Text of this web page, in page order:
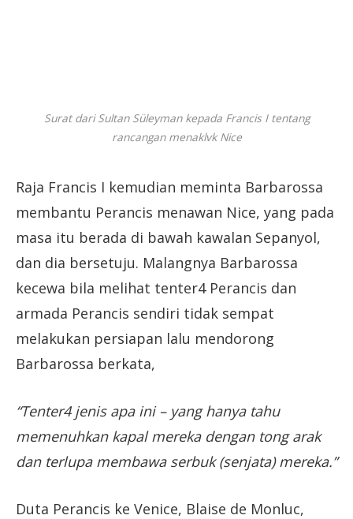
Surat dari Sultan Süleyman kepada Francis I tentang
rancangan menaklvk Nice
Raja Francis I kemudian meminta Barbarossa
membantu Perancis menawan Nice, yang pada
masa itu berada di bawah kawalan Sepanyol,
dan dia bersetuju. Malangnya Barbarossa
kecewa bila melihat tenter4 Perancis dan
armada Perancis sendiri tidak sempat
melakukan persiapan lalu mendorong
Barbarossa berkata,
“Tenter4 jenis apa ini – yang hanya tahu
memenuhkan kapal mereka dengan tong arak
dan terlupa membawa serbuk (senjata) mereka.”
Duta Perancis ke Venice, Blaise de Monluc,